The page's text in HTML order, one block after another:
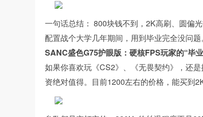
一句话总结： 800块钱不到，2K高刷、圆偏
配置战个大学几年期间，用到毕业完全没问题。
SANC盛色G75护眼版：硬核FPS玩家的“毕
如果你喜欢玩《CS2》、《无畏契约》，还
资绝对值得。目前1200左右的价格，能买到